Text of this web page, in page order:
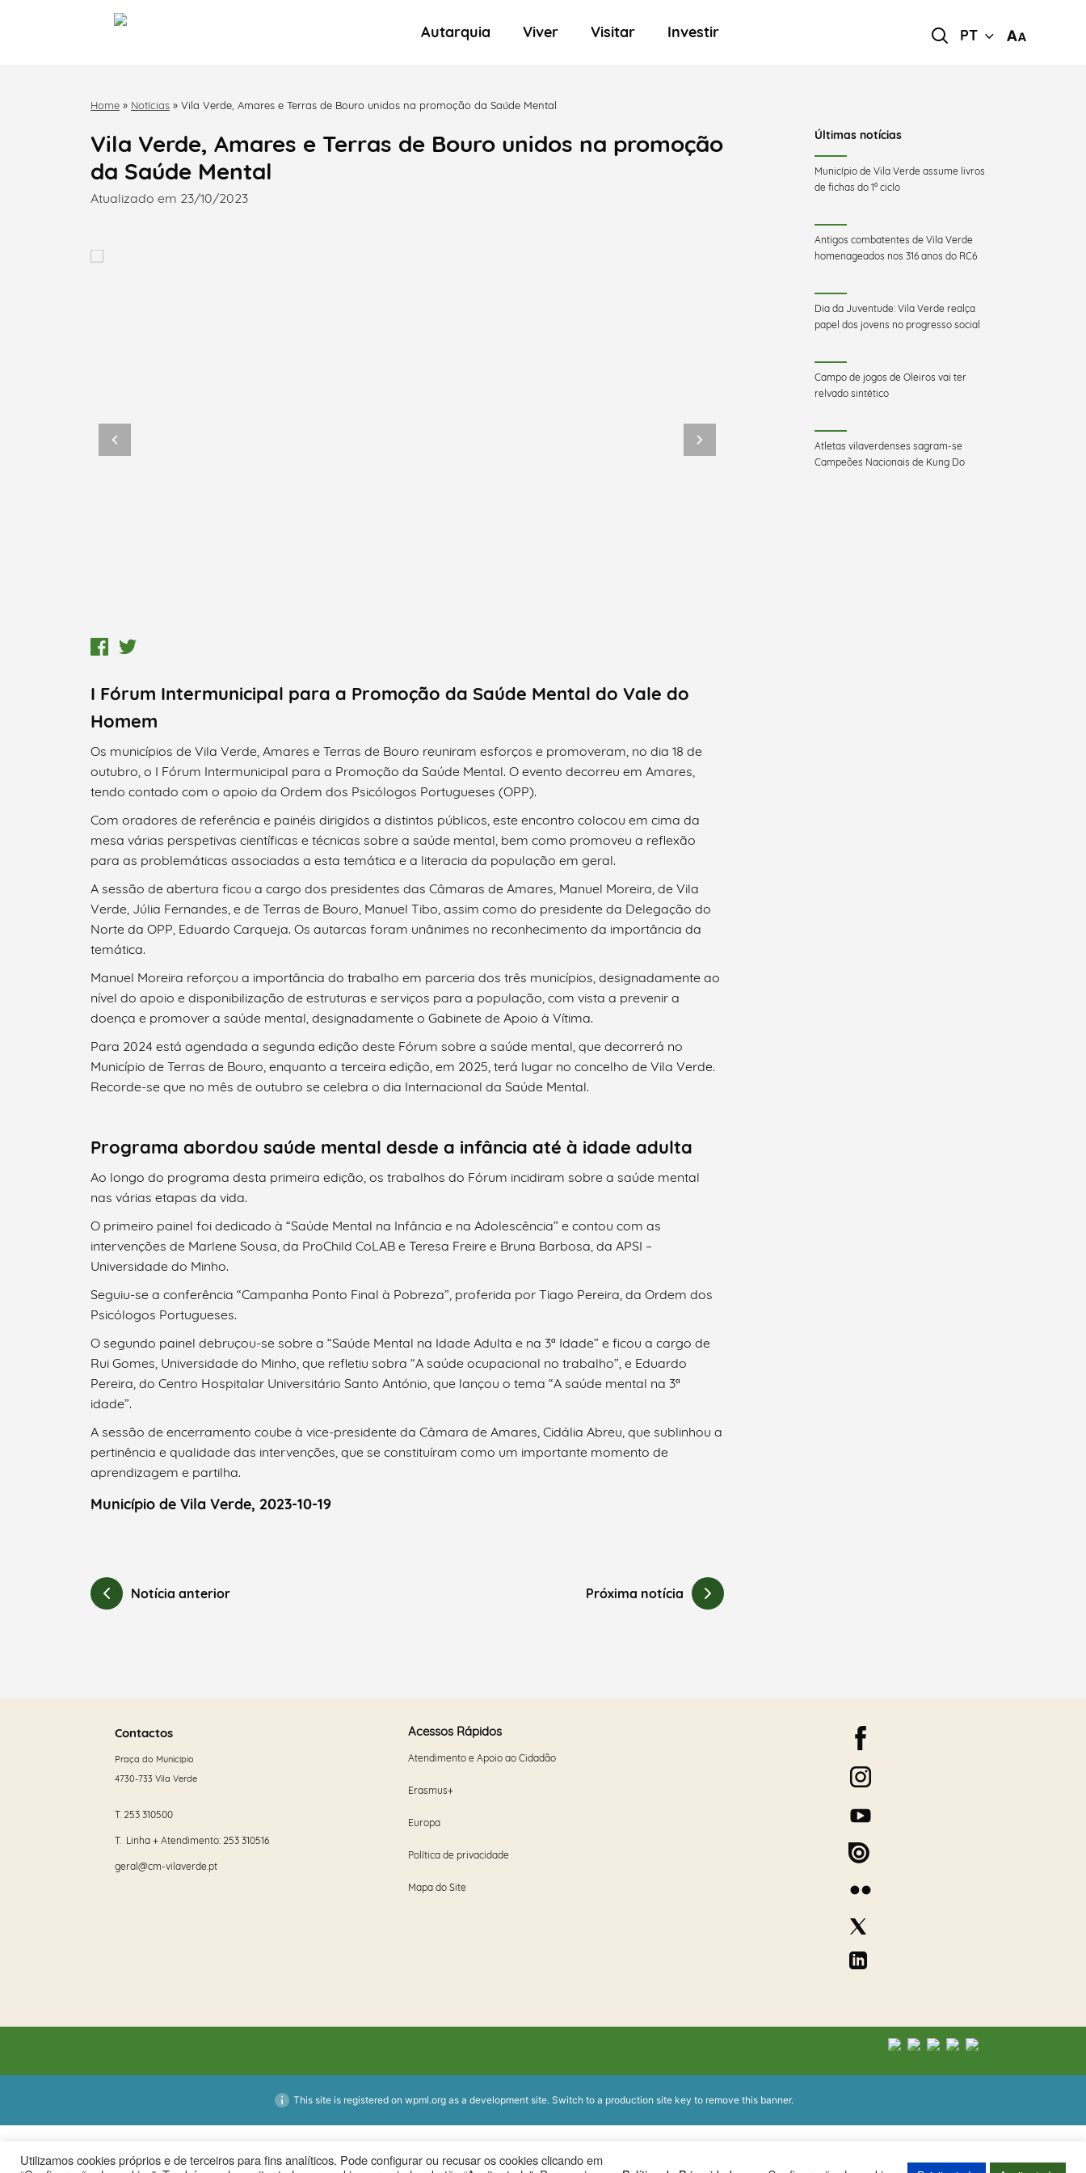
Autarquia Viver Visitar Investir PT
Termo de Pesquisa
Categorias gerais
Filtros
Home » Notícias » Vila Verde, Amares e Terras de Bouro unidos na promoção da Saúde Mental
Vila Verde, Amares e Terras de Bouro unidos na promoção
da Saúde Mental
Atualizado em 23/10/2023
I Fórum Intermunicipal para a Promoção da Saúde Mental do Vale do
Homem
Os municípios de Vila Verde, Amares e Terras de Bouro reuniram esforços e promoveram, no dia 18 de
outubro, o I Fórum Intermunicipal para a Promoção da Saúde Mental. O evento decorreu em Amares,
tendo contado com o apoio da Ordem dos Psicólogos Portugueses (OPP).
Com oradores de referência e painéis dirigidos a distintos públicos, este encontro colocou em cima da
mesa várias perspetivas científicas e técnicas sobre a saúde mental, bem como promoveu a reflexão
para as problemáticas associadas a esta temática e a literacia da população em geral.
A sessão de abertura ficou a cargo dos presidentes das Câmaras de Amares, Manuel Moreira, de Vila
Verde, Júlia Fernandes, e de Terras de Bouro, Manuel Tibo, assim como do presidente da Delegação do
Norte da OPP, Eduardo Carqueja. Os autarcas foram unânimes no reconhecimento da importância da
temática.
Manuel Moreira reforçou a importância do trabalho em parceria dos três municípios, designadamente ao
nível do apoio e disponibilização de estruturas e serviços para a população, com vista a prevenir a
doença e promover a saúde mental, designadamente o Gabinete de Apoio à Vítima.
Para 2024 está agendada a segunda edição deste Fórum sobre a saúde mental, que decorrerá no
Município de Terras de Bouro, enquanto a terceira edição, em 2025, terá lugar no concelho de Vila Verde.
Recorde-se que no mês de outubro se celebra o dia Internacional da Saúde Mental.
Programa abordou saúde mental desde a infância até à idade adulta
Ao longo do programa desta primeira edição, os trabalhos do Fórum incidiram sobre a saúde mental
nas várias etapas da vida.
O primeiro painel foi dedicado à “Saúde Mental na Infância e na Adolescência” e contou com as
intervenções de Marlene Sousa, da ProChild CoLAB e Teresa Freire e Bruna Barbosa, da APSI –
Universidade do Minho.
Seguiu-se a conferência “Campanha Ponto Final à Pobreza”, proferida por Tiago Pereira, da Ordem dos
Psicólogos Portugueses.
O segundo painel debruçou-se sobre a “Saúde Mental na Idade Adulta e na 3ª Idade” e ficou a cargo de
Rui Gomes, Universidade do Minho, que refletiu sobra “A saúde ocupacional no trabalho”, e Eduardo
Pereira, do Centro Hospitalar Universitário Santo António, que lançou o tema “A saúde mental na 3ª
idade”.
A sessão de encerramento coube à vice-presidente da Câmara de Amares, Cidália Abreu, que sublinhou a
pertinência e qualidade das intervenções, que se constituíram como um importante momento de
aprendizagem e partilha.
Município de Vila Verde, 2023-10-19
Notícia anterior Próxima notícia
Últimas notícias
Município de Vila Verde assume livros
de fichas do 1º ciclo
Antigos combatentes de Vila Verde
homenageados nos 316 anos do RC6
Dia da Juventude: Vila Verde realça
papel dos jovens no progresso social
Campo de jogos de Oleiros vai ter
relvado sintético
Atletas vilaverdenses sagram-se
Campeões Nacionais de Kung Do
Contactos
Praça do Município
4730-733 Vila Verde
T. 253 310500
T. Linha + Atendimento: 253 310516
geral@cm-vilaverde.pt
Acessos Rápidos
Atendimento e Apoio ao Cidadão
Erasmus+
Europa
Política de privacidade
Mapa do Site
Utilizamos cookies próprios e de terceiros para fins analíticos. Pode configurar ou recusar os cookies clicando em
This site is registered on wpml.orgas a development site. Switch to a production site key to remove this banner.